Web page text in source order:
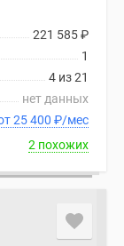
221 585₽
1
4 из 21
нет данных
В ипотеку от 25 400 ₽/мес
2 похожих